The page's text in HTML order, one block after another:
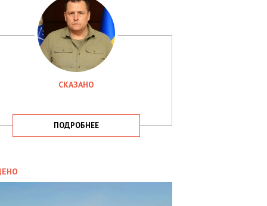
СКАЗАНО
ПОДРОБНЕЕ